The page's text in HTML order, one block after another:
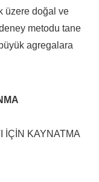
üzere doğal ve
metodu tane
agregalara
İÇİN KAYNATMA